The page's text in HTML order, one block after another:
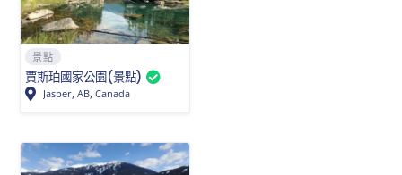
景點
賈斯珀國家公園(景點)
Jasper, AB, Canada